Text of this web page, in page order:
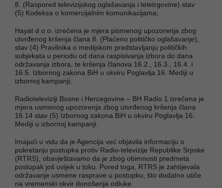
8. (Raspored televizijskog oglašavanja i teletrgovine) stav
(5) Kodeksa o komercijalnim komunikacijama;
Hayat d.o.o. izrečena je mjera pismenog upozorenja zbog
utvrđenog kršenja člana 8. (Plaćeno političko oglašavanje),
stav (4) Pravilnika o medijskom predstavljanju političkih
subjekata u periodu od dana raspisivanja izbora do dana
održavanja izbora, te kršenja članova 16.2., 16.3., 16.4. i
16.5. Izbornog zakona BiH u okviru Poglavlja 16. Mediji u
izbornoj kampanji;
Radioteleviziji Bosne i Hercegovine – BH Radio 1 izrečena je
mjera usmenog upozorenja zbog utvrđenog kršenja člana
16.14 stav (5) Izbornog zakona BiH u okviru Poglavlja 16.
Mediji u izbornoj kampanji.
Imajući u vidu da je Agencija već objavila informaciju o
pokretanju postupka protiv Radio-televizije Republike Srpske
(RTRS), obavještavamo da je zbog obimnosti predmeta
postupak još uvijek u toku. Pored toga, RTRS je zahtijevala
održavanje usmene rasprave u postupku, što dodatno utiče
na vremenski okvir donošenja odluke.